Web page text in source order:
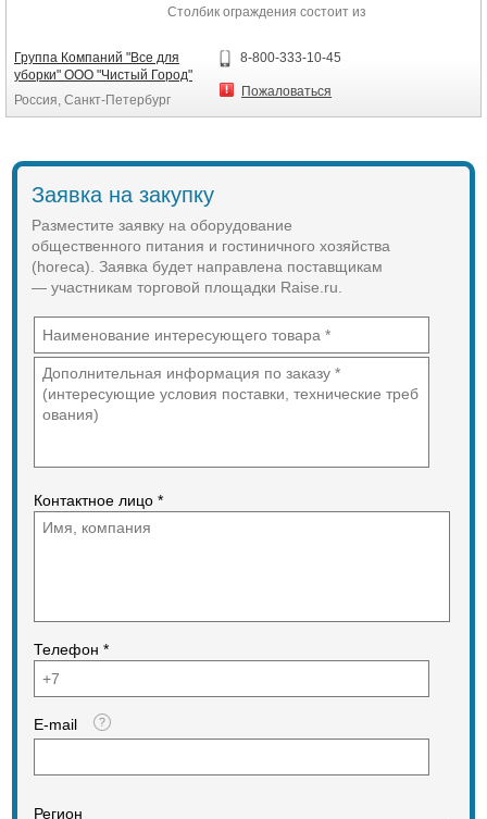
Страна происхождения: Италия
Высота 122 см
Длина 50 см
Ширина 38 см
Диаметр колес 15 см
Столбик ограждения состоит из
ограничительного столбика.
Указана цена за одну стойку. Канат
покупается отдельно.
Группа Компаний "Все для
уборки" ООО "Чистый Город"
Россия, Санкт-Петербург
8-800-333-10-45
Пожаловаться
Заявка на закупку
Разместите заявку на оборудование
общественного питания и гостиничного хозяйства
(horeca). Заявка будет направлена поставщикам
— участникам торговой площадки Raise.ru.
Контактное лицо *
Телефон *
E-mail
Регион